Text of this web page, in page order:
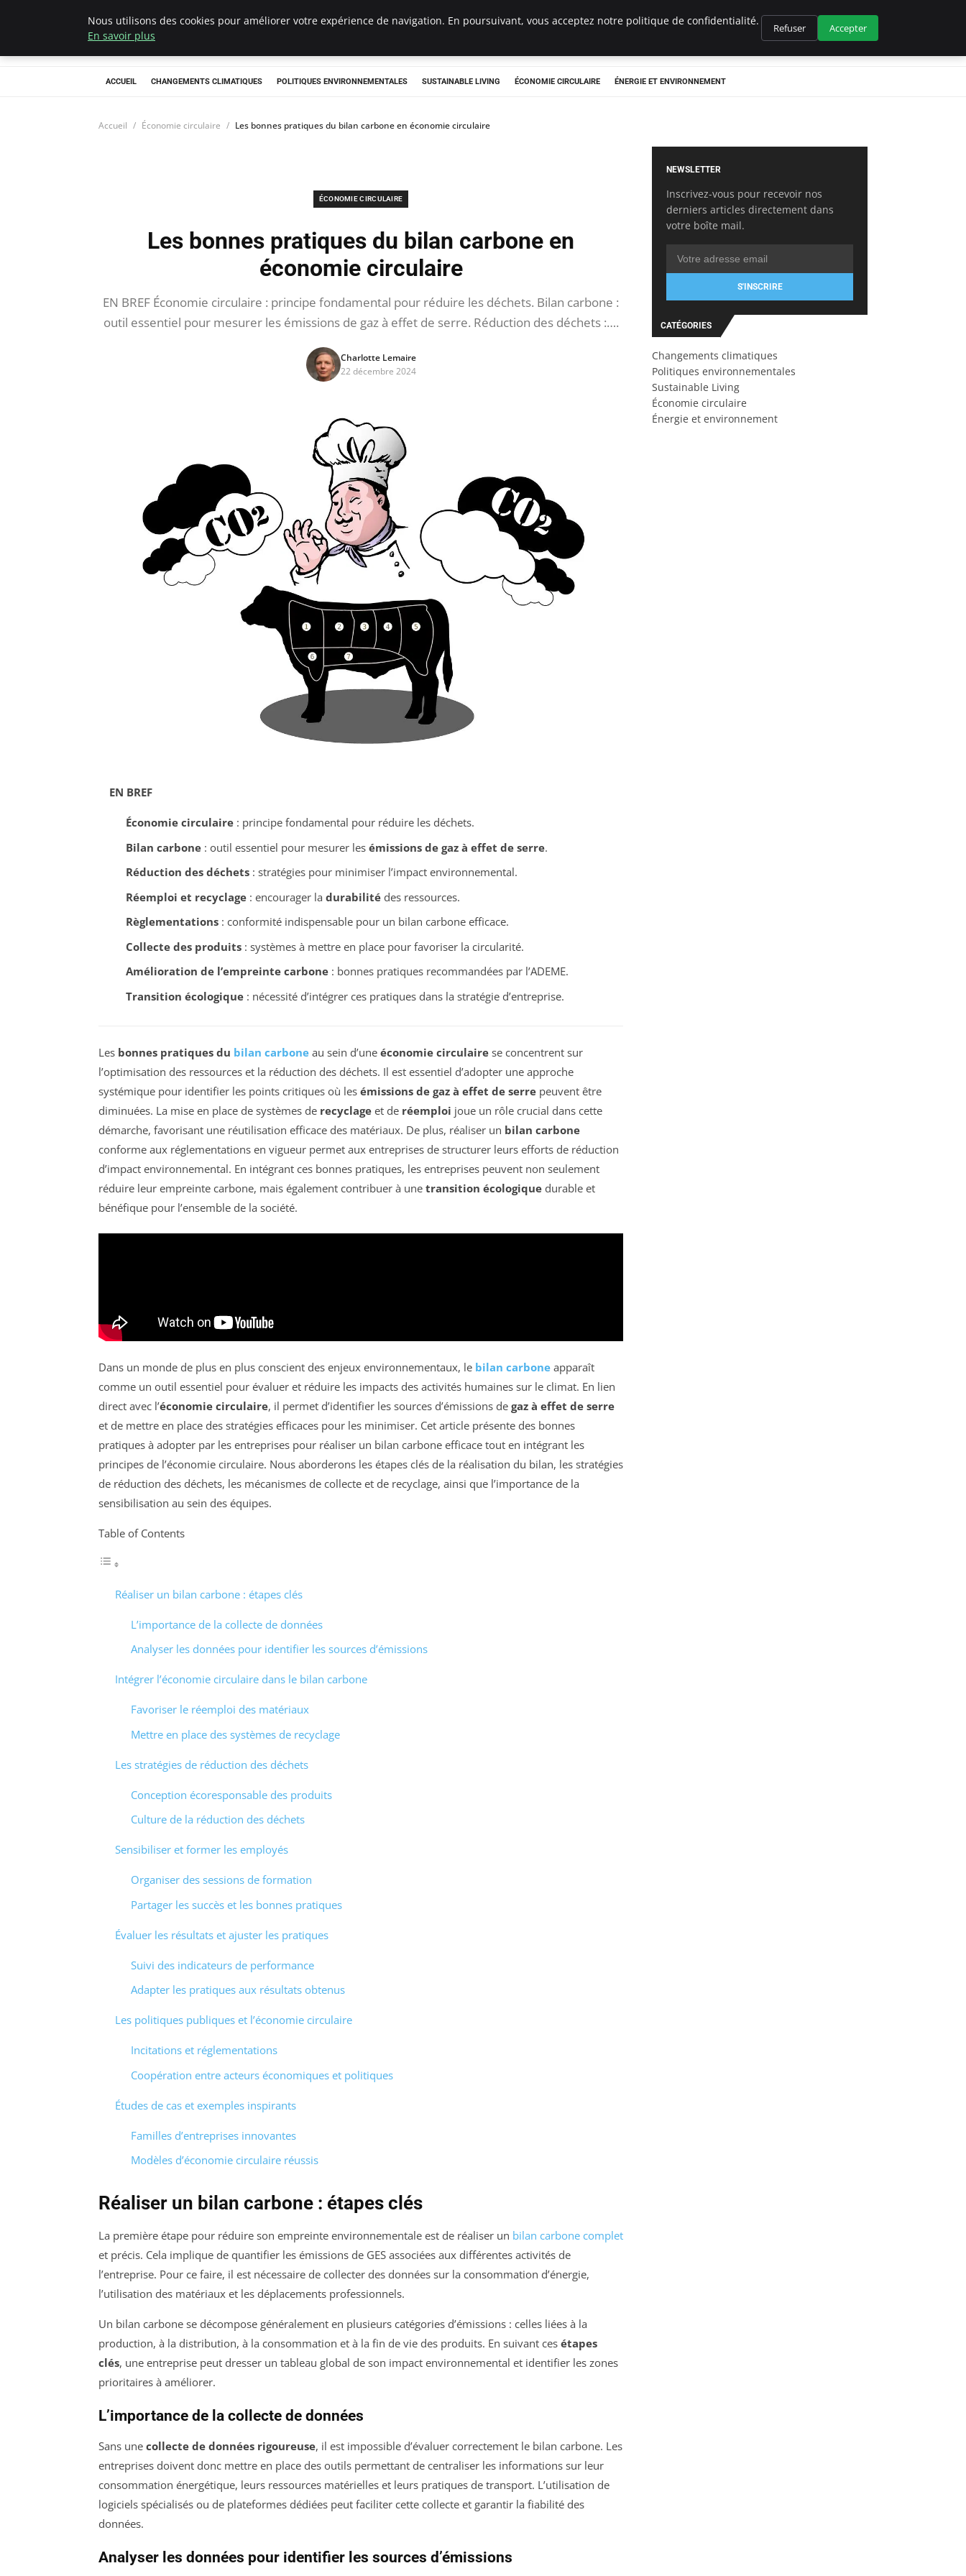
Climategatecountryclub.com
ACCUEIL CHANGEMENTS CLIMATIQUES POLITIQUES ENVIRONNEMENTALES SUSTAINABLE LIVING ÉCONOMIE CIRCULAIRE ÉNERGIE ET ENVIRONNEMENT
Accueil Économie circulaire Les bonnes pratiques du bilan carbone en économie circulaire
ÉCONOMIE CIRCULAIRE
Les bonnes pratiques du bilan carbone en
économie circulaire
EN BREF Économie circulaire : principe fondamental pour réduire les déchets. Bilan carbone :
outil essentiel pour mesurer les émissions de gaz à effet de serre. Réduction des déchets :….
Charlotte Lemaire
22 décembre 2024
EN BREF
Économie circulaire: principe fondamental pour réduire les déchets.
Bilan carbone: outil essentiel pour mesurer les émissions de gaz à effet de serre.
Réduction des déchets: stratégies pour minimiser l’impact environnemental.
Réemploi et recyclage: encourager la durabilitédes ressources.
Règlementations: conformité indispensable pour un bilan carbone efficace.
Collecte des produits: systèmes à mettre en place pour favoriser la circularité.
Amélioration de l’empreinte carbone: bonnes pratiques recommandées par l’ADEME.
Transition écologique: nécessité d’intégrer ces pratiques dans la stratégie d’entreprise.
Les bonnes pratiques du bilan carbone au sein d’une économie circulaire se concentrent sur
l’optimisation des ressources et la réduction des déchets. Il est essentiel d’adopter une approche
systémique pour identifier les points critiques où les émissions de gaz à effet de serre peuvent être
diminuées. La mise en place de systèmes de recyclage et de réemploi joue un rôle crucial dans cette
démarche, favorisant une réutilisation efficace des matériaux. De plus, réaliser un bilan carbone
conforme aux réglementations en vigueur permet aux entreprises de structurer leurs efforts de réduction
d’impact environnemental. En intégrant ces bonnes pratiques, les entreprises peuvent non seulement
réduire leur empreinte carbone, mais également contribuer à une transition écologique durable et
bénéfique pour l’ensemble de la société.
Dans un monde de plus en plus conscient des enjeux environnementaux, le bilan carbone apparaît
comme un outil essentiel pour évaluer et réduire les impacts des activités humaines sur le climat. En lien
direct avec l’économie circulaire, il permet d’identifier les sources d’émissions de gaz à effet de serre
et de mettre en place des stratégies efficaces pour les minimiser. Cet article présente des bonnes
pratiques à adopter par les entreprises pour réaliser un bilan carbone efficace tout en intégrant les
principes de l’économie circulaire. Nous aborderons les étapes clés de la réalisation du bilan, les stratégies
de réduction des déchets, les mécanismes de collecte et de recyclage, ainsi que l’importance de la
sensibilisation au sein des équipes.
Table of Contents
Réaliser un bilan carbone : étapes clés
L’importance de la collecte de données
Analyser les données pour identifier les sources d’émissions
Intégrer l’économie circulaire dans le bilan carbone
Favoriser le réemploi des matériaux
Mettre en place des systèmes de recyclage
Les stratégies de réduction des déchets
Conception écoresponsable des produits
Culture de la réduction des déchets
Sensibiliser et former les employés
Organiser des sessions de formation
Partager les succès et les bonnes pratiques
Évaluer les résultats et ajuster les pratiques
Suivi des indicateurs de performance
Adapter les pratiques aux résultats obtenus
Les politiques publiques et l’économie circulaire
Incitations et réglementations
Coopération entre acteurs économiques et politiques
Études de cas et exemples inspirants
Familles d’entreprises innovantes
Modèles d’économie circulaire réussis
Réaliser un bilan carbone : étapes clés
La première étape pour réduire son empreinte environnementale est de réaliser un bilan carbone complet
et précis. Cela implique de quantifier les émissions de GES associées aux différentes activités de
l’entreprise. Pour ce faire, il est nécessaire de collecter des données sur la consommation d’énergie,
l’utilisation des matériaux et les déplacements professionnels.
Un bilan carbone se décompose généralement en plusieurs catégories d’émissions : celles liées à la
production, à la distribution, à la consommation et à la fin de vie des produits. En suivant ces étapes
clés, une entreprise peut dresser un tableau global de son impact environnemental et identifier les zones
prioritaires à améliorer.
L’importance de la collecte de données
Sans une collecte de données rigoureuse, il est impossible d’évaluer correctement le bilan carbone. Les
entreprises doivent donc mettre en place des outils permettant de centraliser les informations sur leur
consommation énergétique, leurs ressources matérielles et leurs pratiques de transport. L’utilisation de
logiciels spécialisés ou de plateformes dédiées peut faciliter cette collecte et garantir la fiabilité des
données.
Analyser les données pour identifier les sources d’émissions
NEWSLETTER
Inscrivez-vous pour recevoir nos
derniers articles directement dans
votre boîte mail.
S'INSCRIRE
CATÉGORIES
Changements climatiques
Politiques environnementales
Sustainable Living
Économie circulaire
Énergie et environnement
Nous utilisons des cookies pour améliorer votre expérience de navigation. En poursuivant, vous acceptez notre politique de confidentialité.
En savoir plus
Refuser Accepter